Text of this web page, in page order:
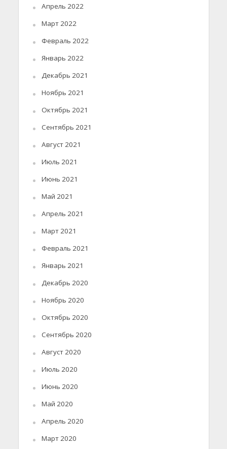
Апрель 2022
Март 2022
Февраль 2022
Январь 2022
Декабрь 2021
Ноябрь 2021
Октябрь 2021
Сентябрь 2021
Август 2021
Июль 2021
Июнь 2021
Май 2021
Апрель 2021
Март 2021
Февраль 2021
Январь 2021
Декабрь 2020
Ноябрь 2020
Октябрь 2020
Сентябрь 2020
Август 2020
Июль 2020
Июнь 2020
Май 2020
Апрель 2020
Март 2020